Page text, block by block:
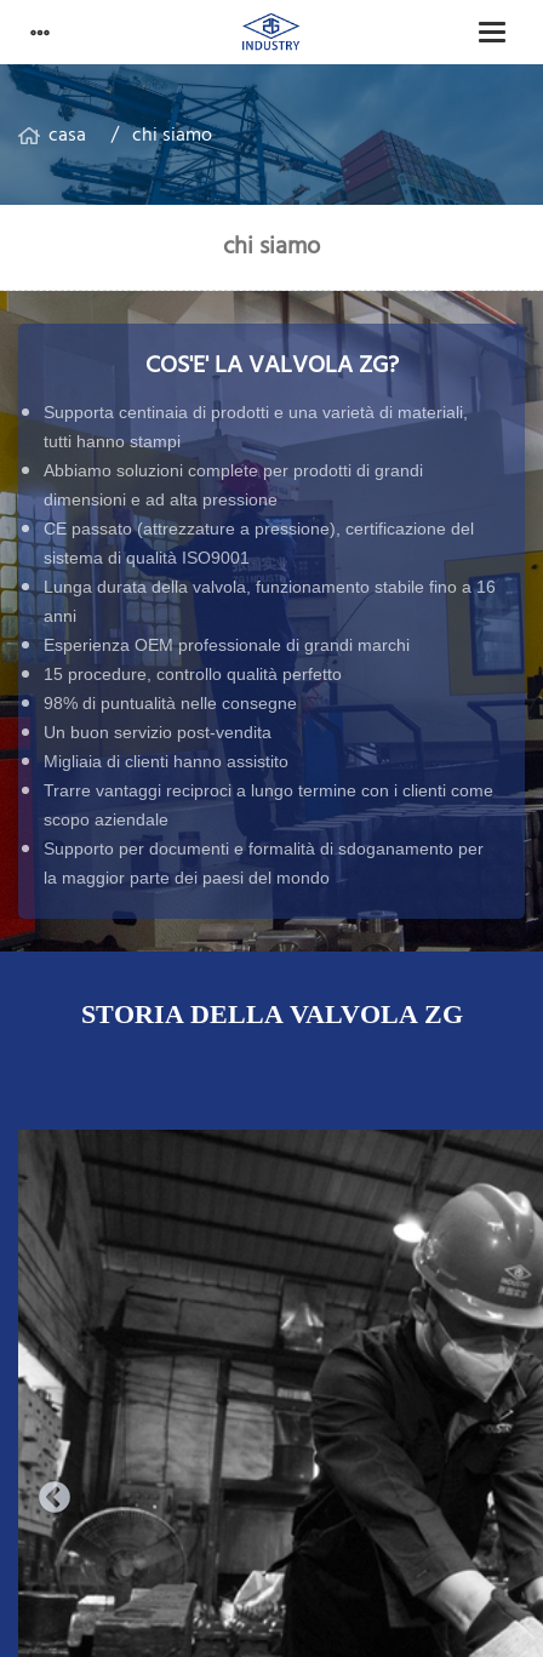
casa chi siamo
chi siamo
COS'E' LA VALVOLA ZG?
Supporta centinaia di prodotti e una varietà di materiali,
tutti hanno stampi
Abbiamo soluzioni complete per prodotti di grandi
dimensioni e ad alta pressione
CE passato (attrezzature a pressione), certificazione del
sistema di qualità ISO9001
Lunga durata della valvola, funzionamento stabile fino a 16
anni
Esperienza OEM professionale di grandi marchi
15 procedure, controllo qualità perfetto
98% di puntualità nelle consegne
Un buon servizio post-vendita
Migliaia di clienti hanno assistito
Trarre vantaggi reciproci a lungo termine con i clienti come
scopo aziendale
Supporto per documenti e formalità di sdoganamento per
la maggior parte dei paesi del mondo
STORIA DELLA VALVOLA ZG